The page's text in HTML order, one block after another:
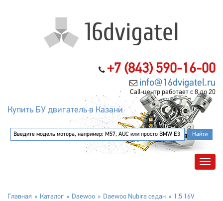
+7 (843) 590-16-00
info@16dvigatel.ru
Call-центр работает с 8 до 20
Купить БУ двигатель в Казани
Главная Каталог Daewoo Daewoo Nubira седан 1.5 16V